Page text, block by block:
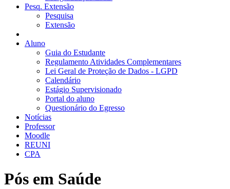
Pesq. Extensão
Pesquisa
Extensão
Aluno
Guia do Estudante
Regulamento Atividades Complementares
Lei Geral de Proteção de Dados - LGPD
Calendário
Estágio Supervisionado
Portal do aluno
Questionário do Egresso
Notícias
Professor
Moodle
REUNI
CPA
Pós em Saúde